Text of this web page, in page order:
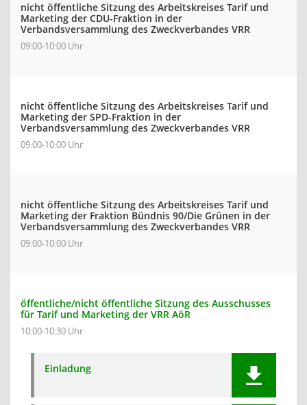
nicht öffentliche Sitzung des Arbeitskreises Tarif und
Marketing der CDU-Fraktion in der
Verbandsversammlung des Zweckverbandes VRR
09:00-10:00 Uhr
nicht öffentliche Sitzung des Arbeitskreises Tarif und
Marketing der SPD-Fraktion in der
Verbandsversammlung des Zweckverbandes VRR
09:00-10:00 Uhr
nicht öffentliche Sitzung des Arbeitskreises Tarif und
Marketing der Fraktion Bündnis 90/Die Grünen in der
Verbandsversammlung des Zweckverbandes VRR
09:00-10:00 Uhr
öffentliche/nicht öffentliche Sitzung des Ausschusses
für Tarif und Marketing der VRR AöR
10:00-10:30 Uhr
Einladung